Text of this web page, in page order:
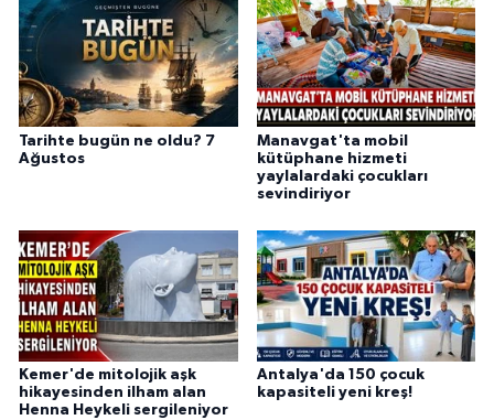
Tarihte bugün ne oldu? 7
Ağustos
Manavgat'ta mobil
kütüphane hizmeti
yaylalardaki çocukları
sevindiriyor
Kemer'de mitolojik aşk
hikayesinden ilham alan
Henna Heykeli sergileniyor
Antalya'da 150 çocuk
kapasiteli yeni kreş!